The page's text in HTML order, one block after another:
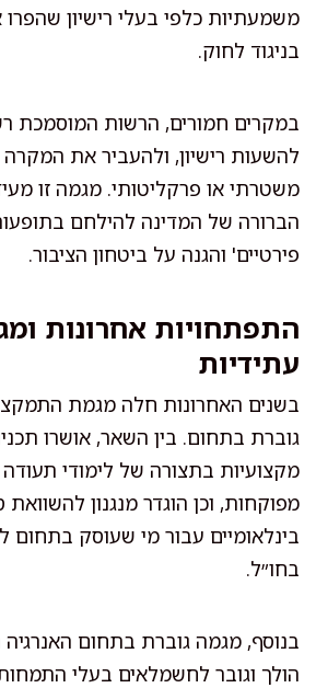
משמעתיות כלפי בעלי רישיון
בניגוד לחוק.
במקרים חמורים, הרשות המוסמכת
להשעות רישיון, ולהעביר את
משטרתי או פרקליטותי. מגמה זו
הברורה של המדינה להילחם
פירטיים' והגנה על ביטחון הציבור.
התפתחויות אחרונות
עתידיות
בשנים האחרונות חלה מגמת
גוברת בתחום. בין השאר, אושרו
מקצועיות בתצורה של לימודי
מפוקחות, וכן הוגדר מנגנון
בינלאומיים עבור מי שעוסק
בחו״ל.
בנוסף, מגמה גוברת בתחום האנרגיה
הולך וגובר לחשמלאים בעלי